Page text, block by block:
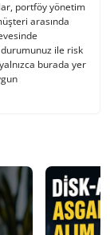
portföy yönetim
arasında
ile risk
burada yer